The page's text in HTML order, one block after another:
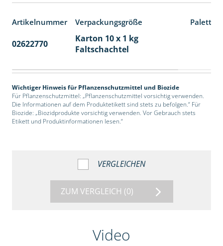
Artikelnummer Verpackungsgröße
02622770
Karton 10 x 1 kg
Faltschachtel
Wichtiger Hinweis für Pflanzenschutzmittel und Biozide
Für Pflanzenschutzmittel: „Pflanzenschutzmittel vorsichtig verwenden.
Die Informationen auf dem Produktetikett sind stets zu befolgen.“ Für
Biozide: „Biozidprodukte vorsichtig verwenden. Vor Gebrauch stets
Etikett und Produktinformationen lesen.“
VERGLEICHEN
ZUM VERGLEICH (0)
Video